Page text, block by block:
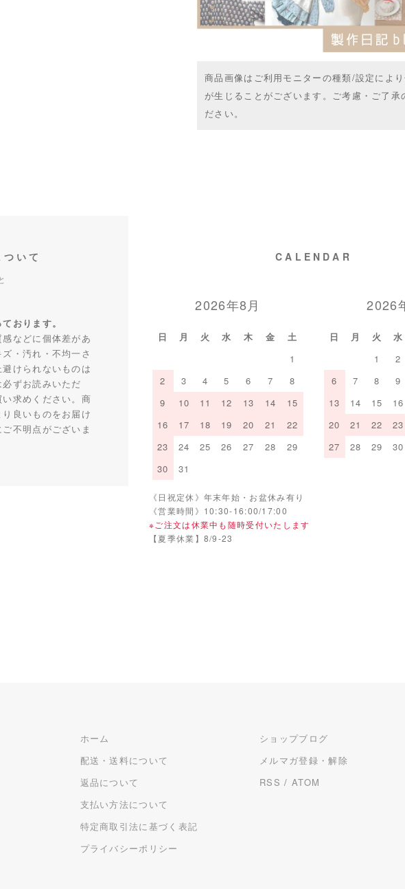
商品画像はご利用モニターの種類/設定によ
が生じることがございます。ご考慮・ご了承
ださい。
いて
おります。
などに個体差があ
・汚れ・不均一さ
けられないものは
ずお読みいただ
求めください。商
良いものをお届け
不明点がございま
CALENDAR
2026年8月
日 月 火 水 木 金
土
1
2
3 4 5 6 7
8
9
10 11 12 13 14
15
16
17 18 19 20 21
22
23
24 25 26 27 28
29
30
31
2026
日 月 火 水
1
2
6
7 8 9
13
14 15 16
20
21 22 23
27
28 29 30
《日祝定休》年末年始・お盆休み有り
《営業時間》10:30-16:00/17:00
※ご注文は休業中も随時受付いたします
【夏季休業】8/9-23
ホーム
配送・送料について
返品について
支払い方法について
特定商取引法に基づく表記
プライバシーポリシー
ショップブログ
メルマガ登録・解除
RSS / ATOM